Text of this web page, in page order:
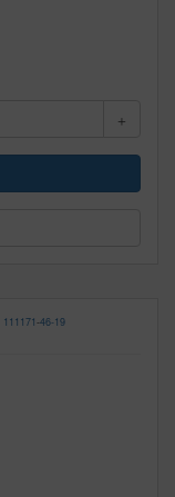
111171-46-19